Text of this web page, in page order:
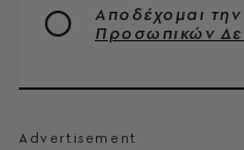
Αποδέχομαι την
Προσωπικών